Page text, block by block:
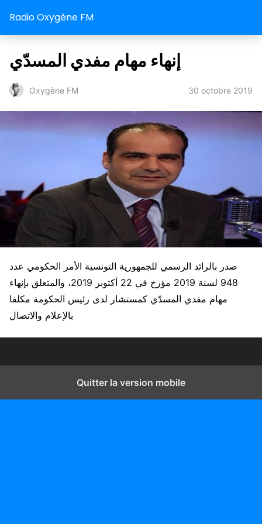
Radio Oxygène FM
إنهاء مهام مفدي المسدّي
Oxygène FM 30 octobre 2019
صدر بالرائد الرسمي للجمهورية التونسية الأمر الحكومي عدد
948 لسنة 2019 مؤرخ في 22 أكتوبر 2019، والمتعلق بإنهاء
مهام مفدي المسدّي كمستشار لدى رئيس الحكومة مكلفا
بالإعلام والاتصال
Quitter la version mobile